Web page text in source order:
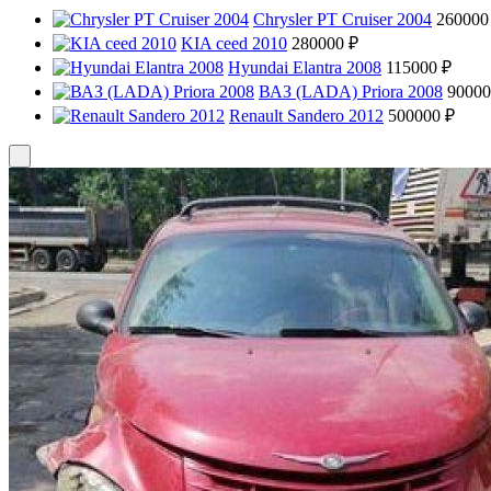
Chrysler PT Cruiser 2004
KIA ceed 2010 280000 ₽
Hyundai Elantra 2008 115000 ₽
ВАЗ (LADA) Priora 2008
Renault Sandero 2012 500000 ₽